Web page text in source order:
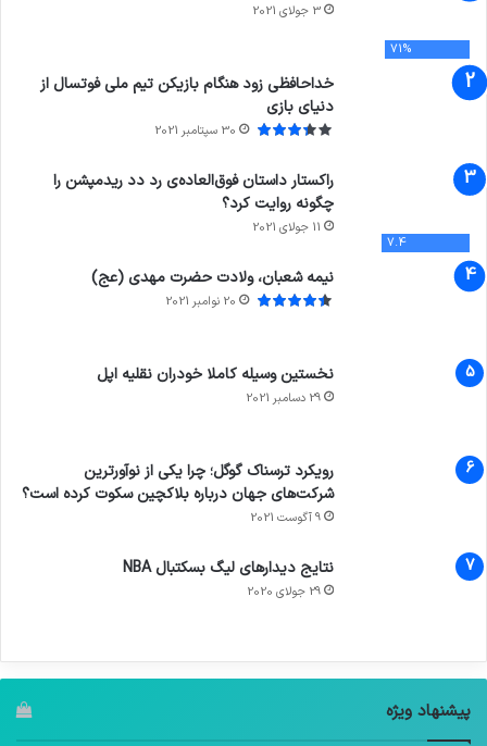
71%
3 جولای 2021
خداحافظی زود هنگام بازیکن تیم ملی فوتسال از
دنیای بازی
30 سپتامبر 2021
7.4
راکستار داستان فوق‌العاده‌ی رد دد ریدمپشن را
چگونه روایت کرد؟
11 جولای 2021
نیمه شعبان، ولادت حضرت مهدی (عج)
20 نوامبر 2021
نخستین وسیله کاملا خودران نقلیه اپل
29 دسامبر 2021
رویکرد ترسناک گوگل؛ چرا یکی از نوآورترین
شرکت‌های جهان درباره بلاکچین سکوت کرده است؟
9 آگوست 2021
نتایج دیدار‌های لیگ بسکتبال NBA
29 جولای 2020
پیشنهاد ویژه